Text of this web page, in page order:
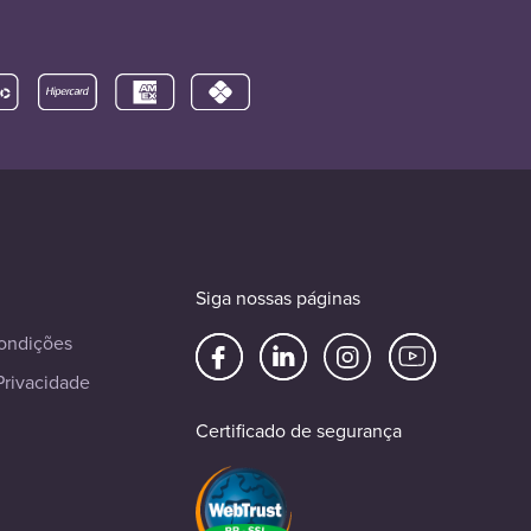
Siga nossas páginas
Certificado de segurança